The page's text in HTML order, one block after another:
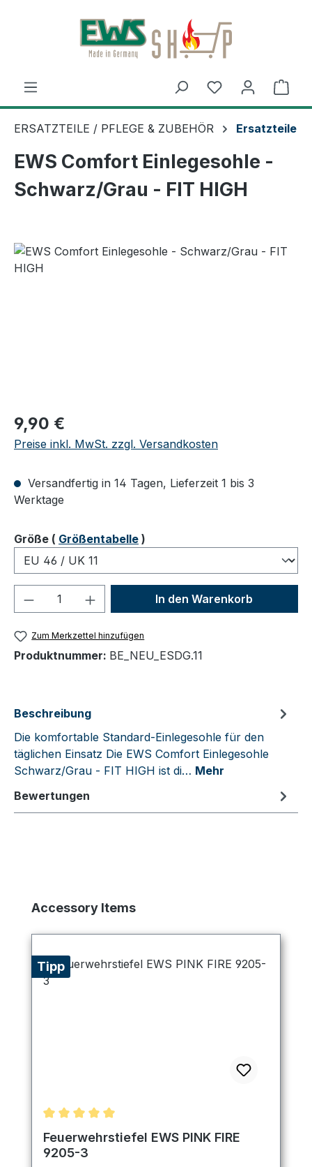
Zum Hauptinhalt springen
ERSATZTEILE / PFLEGE & ZUBEHÖR Ersatzteile
EWS Comfort Einlegesohle -
Schwarz/Grau - FIT HIGH
Regulärer Preis:
9,90 €
Preise inkl. MwSt. zzgl. Versandkosten
Versandfertig in 14 Tagen, Lieferzeit 1 bis 3
Werktage
Größeauswählen
( Größentabelle )
Produkt Anzahl: Gib denIn den Warenkorb
Zum Merkzettel hinzufügen
Produktnummer: BE_NEU_ESDG.11
Beschreibung
Die komfortable Standard-Einlegesohle für den
täglichen Einsatz Die EWS Comfort Einlegesohle
Schwarz/Grau - FIT HIGH ist di… Mehr
Bewertungen
Produktgalerie überspringen
Accessory Items
Tipp
Durchschnittliche Bewertung von 5 von 5 Sternen
Feuerwehrstiefel EWS PINK FIRE
9205-3